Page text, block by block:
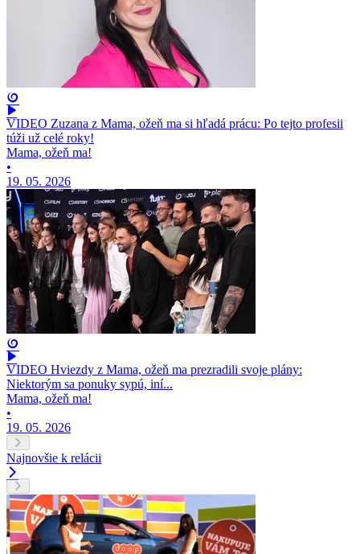
VIDEO Zuzana z Mama, ožeň ma si hľadá prácu: Po tejto profesii
túži už celé roky!
Mama, ožeň ma!
•
19. 05. 2026
VIDEO Hviezdy z Mama, ožeň ma prezradili svoje plány:
Niektorým sa ponuky sypú, iní...
Mama, ožeň ma!
•
19. 05. 2026
Najnovšie k relácii